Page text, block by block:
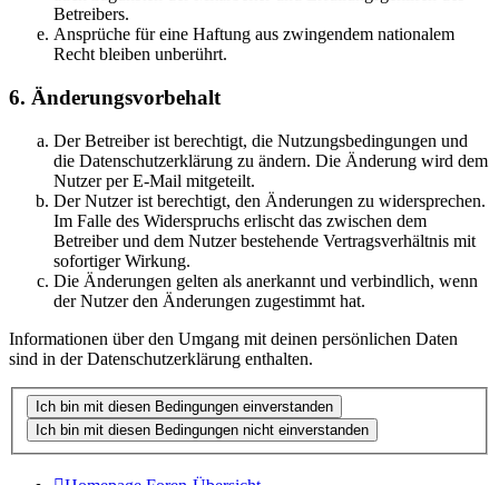
Betreibers.
Ansprüche für eine Haftung aus zwingendem nationalem
Recht bleiben unberührt.
6. Änderungsvorbehalt
Der Betreiber ist berechtigt, die Nutzungsbedingungen und
die Datenschutzerklärung zu ändern. Die Änderung wird dem
Nutzer per E-Mail mitgeteilt.
Der Nutzer ist berechtigt, den Änderungen zu widersprechen.
Im Falle des Widerspruchs erlischt das zwischen dem
Betreiber und dem Nutzer bestehende Vertragsverhältnis mit
sofortiger Wirkung.
Die Änderungen gelten als anerkannt und verbindlich, wenn
der Nutzer den Änderungen zugestimmt hat.
Informationen über den Umgang mit deinen persönlichen Daten
sind in der Datenschutzerklärung enthalten.